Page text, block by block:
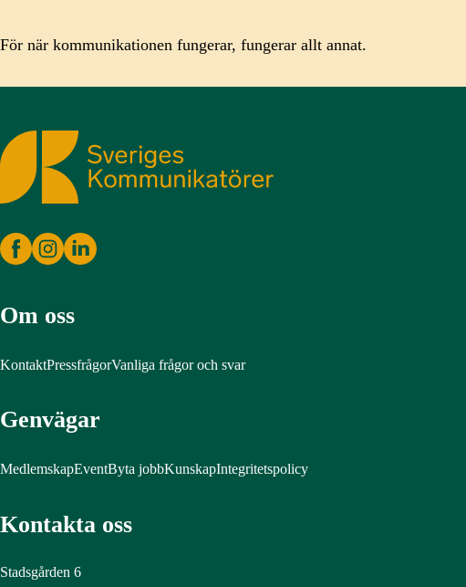
För när kommunikationen fungerar, fungerar allt annat.
Sveriges Kommunikatörer
Om oss
KontaktPressfrågorVanliga frågor och svar
Genvägar
MedlemskapEventByta jobbKunskapIntegritetspolicy
Kontakta oss
Stadsgården 6